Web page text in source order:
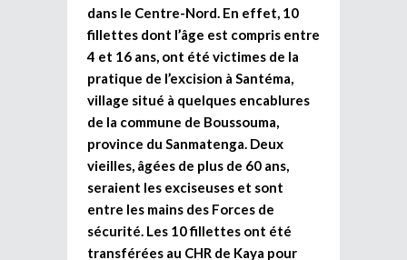
dans le Centre-Nord. En effet, 10
fillettes dont l’âge est compris entre
4 et 16 ans, ont été victimes de la
pratique de l’excision à Santéma,
village situé à quelques encablures
de la commune de Boussouma,
province du Sanmatenga. Deux
vieilles, âgées de plus de 60 ans,
seraient les exciseuses et sont
entre les mains des Forces de
sécurité. Les 10 fillettes ont été
transférées au CHR de Kaya pour